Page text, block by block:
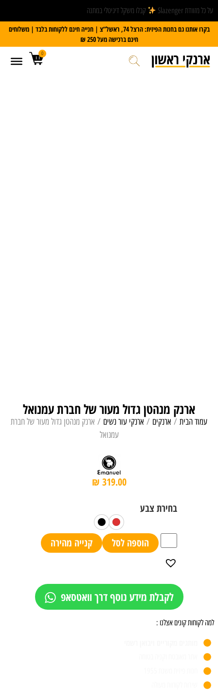
על כל מזוודת Slazenger
קבלו משקל דיגיטלי במתנה
בקרו אותנו גם בחנות הפיזית: הרצל 74, ראשל”צ | חנייה חינם ללקוחות בלבד | משלוחים
חינם ברכישה מעל 250 ₪
0
ארנק מנהטן גדול מעור של חברת עמנואל
עמוד הבית / ארנקים / ארנקי עור נשים / ארנק מנהטן גדול מעור של חברת
עמנואל
₪ 319.00
הוספה לסל קנייה מהירה
לקבלת מידע נוסף דרך וואטסאפ
למה לקוחות קונים אצלנו :